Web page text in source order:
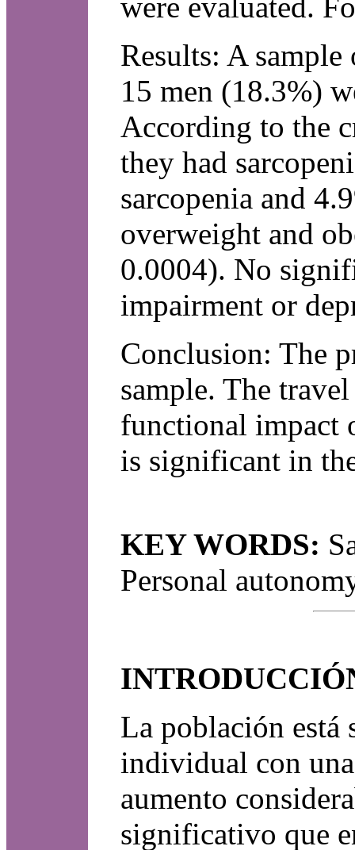
Results: A
15 men (18.3%)
According to the
they had
sarcopenia and
overweight and
0.0004). No
impairment or
Conclusion: The
sample. The
functional impact
is significant in
KEY WORDS:
Personal
La población está
individual con
aumento
significativo que